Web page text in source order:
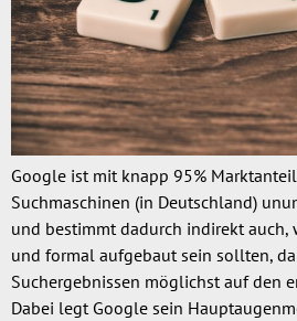
Google ist mit knapp 95%
Suchmaschinen (in Deutschland)
und bestimmt dadurch indirekt auch,
und formal aufgebaut sein sollten,
Suchergebnissen möglichst auf den
Dabei legt Google sein